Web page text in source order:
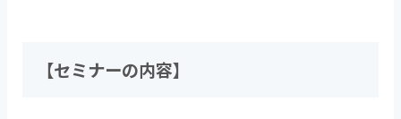
【セミナーの内容】